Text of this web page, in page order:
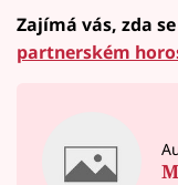
Zajímá vás, zda
partnerském